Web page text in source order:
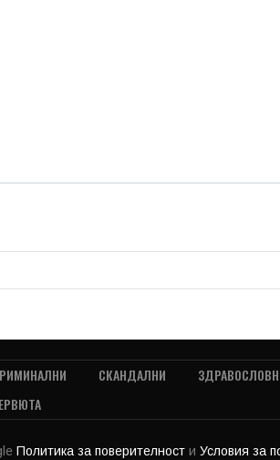
СКАНДАЛНИ
Политика за поверителност и Условия за